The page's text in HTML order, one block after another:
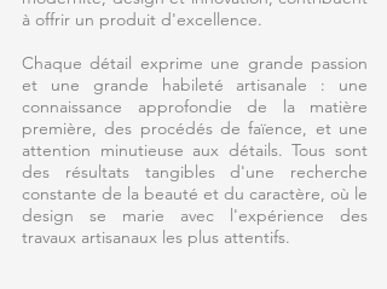
à offrir un produit d'excellence.
Chaque détail exprime une grande passion
et une grande habileté artisanale : une
connaissance approfondie de la matière
première, des procédés de faïence, et une
attention minutieuse aux détails. Tous sont
des résultats tangibles d'une recherche
constante de la beauté et du caractère, où le
design se marie avec l'expérience des
travaux artisanaux les plus attentifs.